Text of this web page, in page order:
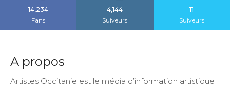
14,234
Fans
4,144
Suiveurs
11
Suiveurs
A propos
Artistes Occitanie est le média d’information artistique